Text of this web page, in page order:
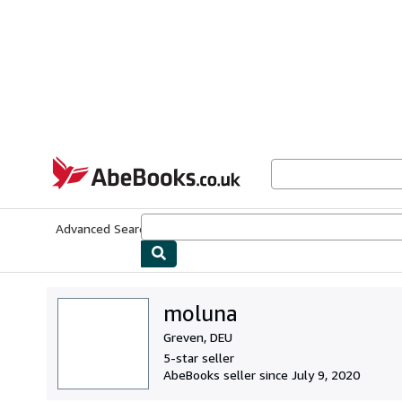
AbeBooks.co.uk
Advanced Search
moluna
Greven, DEU
5-star seller
AbeBooks seller since July 9, 2020